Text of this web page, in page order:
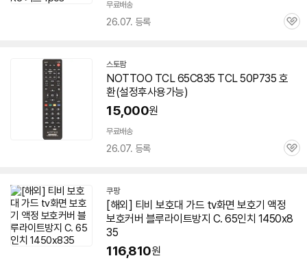
무료배송
26.07. 등록
관
스토팜네
버
이
NOTTOO TCL65C835 TCL 50P735 호
환(설정후사용가능)
15,000원
무료배송
26.07. 등록
관
쿠팡
[해외] 티비 보호대 가드 tv화면 보호기 액정
보호커버 블루라이트방지 C. 65인치 1450x8
35
116,810원